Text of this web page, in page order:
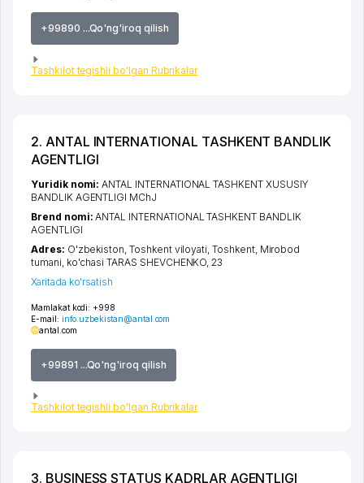
+99890 ...Qo'ng'iroq qilish
Tashkilot tegishli bo'lgan Rubrikalar
2. ANTAL INTERNATIONAL TASHKENT BANDLIK
AGENTLIGI
Mamlakat kodi: +998
E-mail: info.uzbekistan@antal.com
antal.com
+99891 ...Qo'ng'iroq qilish
Tashkilot tegishli bo'lgan Rubrikalar
Yuridik nomi:ANTAL INTERNATIONAL TASHKENT XUSUSIY
BANDLIK AGENTLIGI MChJ
Brend nomi:ANTAL INTERNATIONAL TASHKENT BANDLIK
AGENTLIGI
Adres: O'zbekiston,Toshkent viloyati,Toshkent, Mirobod
tumani, ko'chasi TARAS SHEVCHENKO, 23
Xaritada ko'rsatish
3. BUSINESS STATUS KADRLAR AGENTLIGI